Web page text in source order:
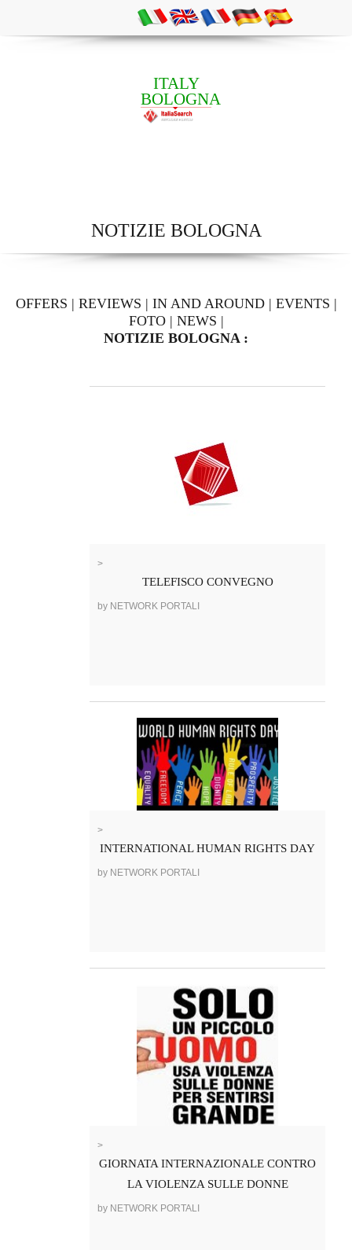
ITALY
BOLOGNA
NOTIZIE BOLOGNA
OFFERS | REVIEWS | IN AND AROUND| EVENTS |
FOTO| NEWS |
NOTIZIE BOLOGNA :
>
TELEFISCO CONVEGNO
by NETWORK PORTALI
>
INTERNATIONAL HUMAN RIGHTS DAY
by NETWORK PORTALI
>
GIORNATA INTERNAZIONALE CONTRO
LA VIOLENZA SULLE DONNE
by NETWORK PORTALI